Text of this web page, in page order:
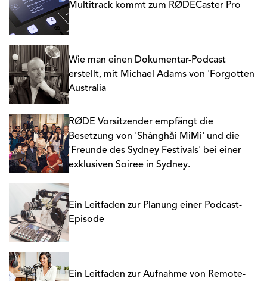
Multitrack kommt zum RØDECaster Pro
Wie man einen Dokumentar-Podcast
erstellt, mit Michael Adams von 'Forgotten
Australia
RØDE Vorsitzender empfängt die
Besetzung von 'Shànghǎi MiMi' und die
'Freunde des Sydney Festivals' bei einer
exklusiven Soiree in Sydney.
Ein Leitfaden zur Planung einer Podcast-
Episode
Ein Leitfaden zur Aufnahme von Remote-